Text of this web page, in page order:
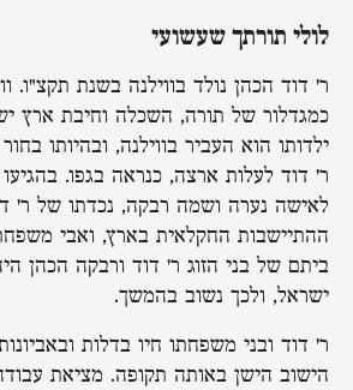
לולי תורתך שעשועי
ר' דוד הכהן נולד בווילנה בשנת תקצ"ו.
כמגדלור של תורה, השכלה וחיבת ארץ
ילדותו הוא העביר בווילנה, ובהיותו
ר' דוד לעלות ארצה, כנראה בגפו.
לאישה נערה ושמה רבקה, נכדתו של ר'
ההתיישבות החקלאית בארץ, ואבי משפחת
ביתם של בני הזוג ר' דוד ורבקה הכהן
ישראל, ולכך נשוב בהמשך.
ר' דוד ובני משפחתו חיו בדלות
הישוב הישן באותה תקופה. מציאת